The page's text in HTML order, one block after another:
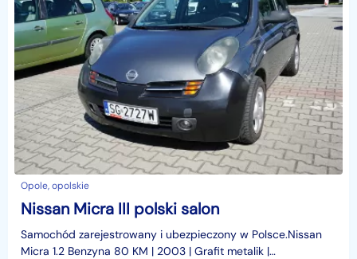
Opole, opolskie
Nissan Micra III polski salon
Samochód zarejestrowany i ubezpieczony w Polsce.Nissan
Micra 1.2 Benzyna 80 KM | 2003 | Grafit metalik |